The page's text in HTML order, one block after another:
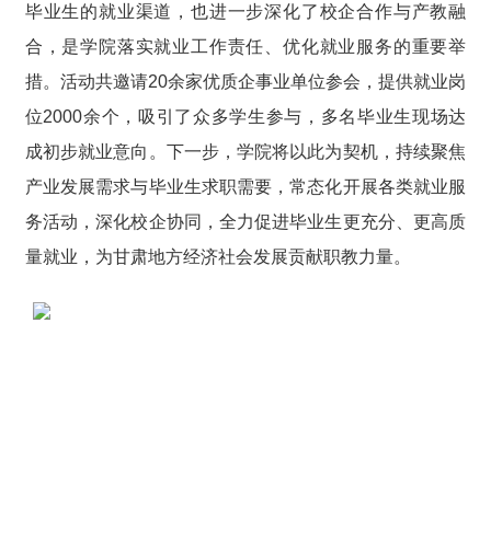
毕业生的就业渠道，也进一步深化了校企合作与产教融
合，是学院落实就业工作责任、优化就业服务的重要举
措。活动共邀请20余家优质企事业单位参会，提供就业岗
位2000余个，吸引了众多学生参与，多名毕业生现场达
成初步就业意向。下一步，学院将以此为契机，持续聚焦
产业发展需求与毕业生求职需要，常态化开展各类就业服
务活动，深化校企协同，全力促进毕业生更充分、更高质
量就业，为甘肃地方经济社会发展贡献职教力量。